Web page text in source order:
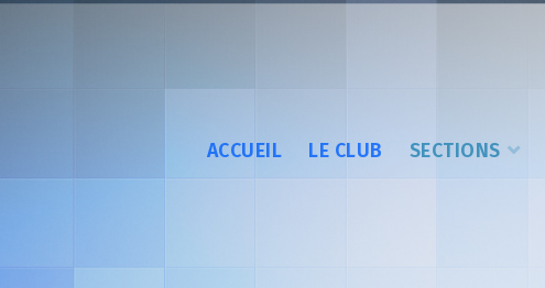
ACCUEIL LE CLUB SECTIONS